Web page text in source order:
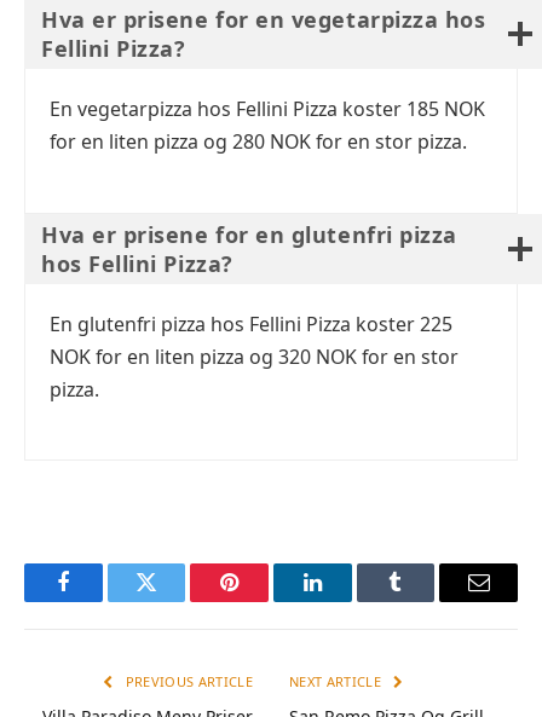
Hva er prisene for en vegetarpizza hos
Fellini Pizza?
En vegetarpizza hos Fellini Pizza koster 185 NOK
for en liten pizza og 280 NOK for en stor pizza.
Hva er prisene for en glutenfri pizza
hos Fellini Pizza?
En glutenfri pizza hos Fellini Pizza koster 225
NOK for en liten pizza og 320 NOK for en stor
pizza.
FacebookTwitter Pinterest LinkedInTumblr Email
PREVIOUS ARTICLE NEXT ARTICLE